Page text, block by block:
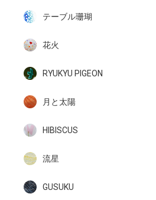
テーブル珊瑚
花火
RYUKYU PIGEON
月と太陽
HIBISCUS
流星
GUSUKU